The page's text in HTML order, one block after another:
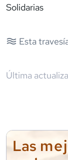
Solidarias
Esta
Última
Las